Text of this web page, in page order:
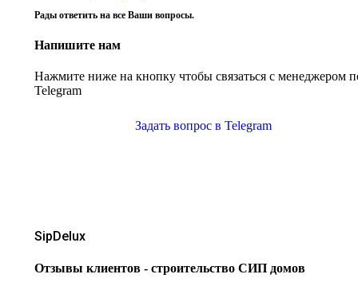
Рады ответить на все Ваши вопросы.
Напишите нам
Нажмите ниже на кнопку чтобы связаться с менеджером
Telegram
Задать вопрос в Telegram
SipDelux
Отзывы клиентов - строительство СИП домов